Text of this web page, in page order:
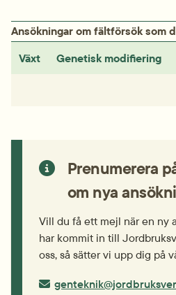
Ansökningar om fältförsök som
Växt
Genetisk modifiering
Prenumerera
om nya
Vill du få ett mejl när en ny
har kommit in till
oss, så sätter vi upp dig på
E-post: